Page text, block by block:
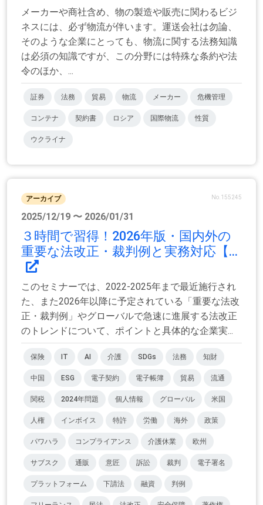
メーカーや商社含め、物の製造や販売に関わるビジ
ネスには、必ず物流が伴います。運送会社は勿論、
そのような企業にとっても、物流に関する法務知識
は必須の知識ですが、この分野には特殊な条約や法
令のほか、...
証券 法務 貿易 物流 メーカー 危機管理
コンテナ 契約書 ロシア 国際物流 性質
ウクライナ
アーカイブ No.155245
2025/12/19 〜 2026/01/31
３時間で習得！2026年版・国内外の
重要な法改正・裁判例と実務対応【...
このセミナーでは、2022-2025年まで最近施行され
た、また2026年以降に予定されている「重要な法改
正・裁判例」やグローバルで急速に進展する法改正
のトレンドについて、ポイントと具体的な企業実...
保険 IT AI 介護 SDGs 法務 知財
中国 ESG 電子契約 電子帳簿 貿易 流通
関税 2024年問題 個人情報 グローバル 米国
人権 インボイス 特許 労働 海外 政策
パワハラ コンプライアンス 介護休業 欧州
サブスク 通販 意匠 訴訟 裁判 電子署名
プラットフォーム 下請法 融資 判例